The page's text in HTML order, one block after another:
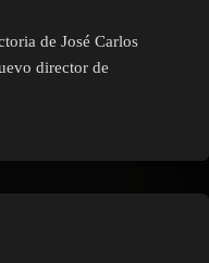
de José Carlos
director de